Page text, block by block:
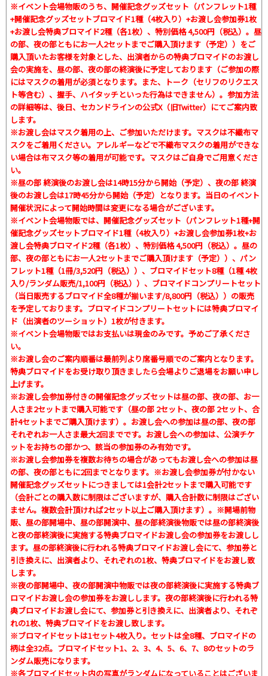
※イベント会場物販のうち、開催記念グッズセット（パンフレット1種
+開催記念グッズセットブロマイド1種（4枚入り）+お渡し会参加券1枚
+お渡し会特典ブロマイド2種（各1枚）、特別価格 4,500円（税込）。昼
の部、夜の部ともにお一人2セットまでご購入頂けます（予定））をご
購入頂いたお客様を対象とした、出演者からの特典ブロマイドのお渡し
会の実施を、昼の部、夜の部の終演後に予定しております（ご参加の際
にはマスクの着用が必須となります。また、トーク（セリフのリクエス
ト等含む）、握手、ハイタッチといった行為はできません）。参加方法
の詳細等は、後日、セカンドラインの公式X（旧Twitter）にてご案内致
します。
※お渡し会はマスク着用の上、ご参加いただけます。マスクは不織布マ
スクをご着用ください。アレルギーなどで不織布マスクの着用ができな
い場合は布マスク等の着用が可能です。マスクはご自身でご用意くださ
い。
※昼の部 終演後のお渡し会は14時15分から開始（予定）、夜の部 終演
後のお渡し会は17時45分から開始（予定）となります。当日のイベント
開催状況によって開始時間は変更になる場合がございます。
※イベント会場物販では、開催記念グッズセット（パンフレット1種+開
催記念グッズセットブロマイド1種（4枚入り）+お渡し会参加券1枚+お
渡し会特典ブロマイド2種（各1枚）、特別価格 4,500円（税込）。昼の
部、夜の部ともにお一人2セットまでご購入頂けます（予定））、パン
フレット1種（1冊/3,520円（税込））、ブロマイドセット8種（1種 4枚
入り/ランダム販売/1,100円（税込））、ブロマイドコンプリートセット
（当日販売するブロマイド全8種が揃います/8,800円（税込））の販売
を予定しております。ブロマイドコンプリートセットには特典ブロマイ
ド（出演者のツーショット）1枚が付きます。
※イベント会場物販ではお支払いは現金のみです。予めご了承くださ
い。
※お渡し会のご案内順番は最前列より席番号順でのご案内となります。
特典ブロマイドをお受け取り頂きましたら会場よりご退場をお願い申し
上げます。
※お渡し会参加券付きの開催記念グッズセットは昼の部、夜の部、お一
人さま2セットまで購入可能です（昼の部 2セット、夜の部 2セット、合
計4セットまでご購入頂けます）。お渡し会への参加は昼の部、夜の部
それぞれお一人さま最大2回までです。お渡し会への参加は、公演チケ
ットをお持ちの部かつ、該当の参加券のみ有効です。
※お渡し会参加券を複数お待ちの場合があってもお渡し会への参加は昼
の部、夜の部ともに2回までとなります。※お渡し会参加券が付かない
開催記念グッズセットにつきましては1会計2セットまで購入可能です
（会計ごとの購入数に制限はございますが、購入合計数に制限はござい
ません。複数会計頂ければ2セット以上ご購入頂けます）。※開場前物
販、昼の部開場中、昼の部開演中、昼の部終演後物販では昼の部終演後
と夜の部終演後に実施する特典ブロマイドお渡し会の参加券をお渡しし
ます。昼の部終演後に行われる特典ブロマイドお渡し会にて、参加券と
引き換えに、出演者より、それぞれの1枚、特典ブロマイドをお渡し致
します。
※夜の部開場中、夜の部開演中物販では夜の部終演後に実施する特典ブ
ロマイドお渡し会の参加券をお渡しします。夜の部終演後に行われる特
典ブロマイドお渡し会にて、参加券と引き換えに、出演者より、それぞ
れの1枚、特典ブロマイドをお渡し致します。
※ブロマイドセットは1セット4枚入り。セットは全8種、ブロマイドの
柄は全32点。ブロマイドセット1、2、3、4、5、6、7、8のセットのラ
ンダム販売になります。
※各ブロマイドセット内の写真がランダムになっていることはございま